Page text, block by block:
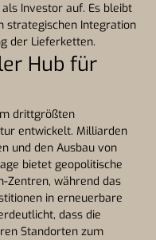
Investor auf. Es bleibt
strategischen Integration
der Lieferketten.
Hub für
drittgrößten
entwickelt. Milliarden
und den Ausbau von
bietet geopolitische
Zentren, während das
in erneuerbare
dass die
Standorten zum